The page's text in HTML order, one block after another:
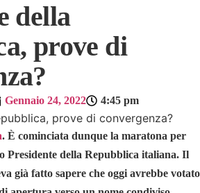
della
prove di
Gennaio 24, 2022 4:45 pm
. È cominciata dunque la maratona per
Presidente della Repubblica italiana. Il
già fatto sapere che oggi avrebbe votato